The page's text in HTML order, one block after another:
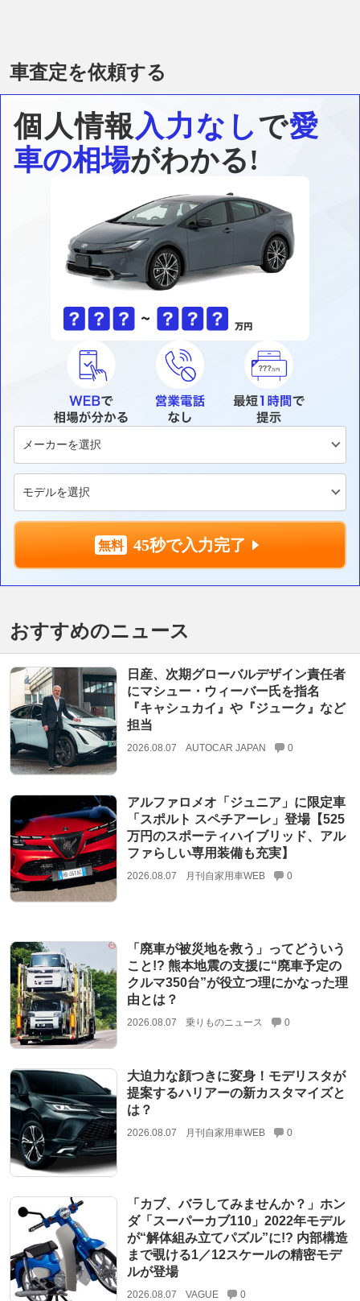
車査定を依頼する
個人情報入力なしで愛
車の相場がわかる!
45秒で入力完了
おすすめのニュース
日産、次期グローバルデザイン責任者
にマシュー・ウィーバー氏を指名
『キャシュカイ』や『ジューク』など
担当
2026.08.07 AUTOCAR JAPAN 0
アルファロメオ「ジュニア」に限定車
「スポルト スペチアーレ」登場【525
万円のスポーティハイブリッド、アル
ファらしい専用装備も充実】
2026.08.07 月刊自家用車WEB 0
「廃車が被災地を救う」ってどういう
こと!? 熊本地震の支援に“廃車予定の
クルマ350台”が役立つ理にかなった理
由とは？
2026.08.07 乗りものニュース 0
大迫力な顔つきに変身！モデリスタが
提案するハリアーの新カスタマイズと
は？
2026.08.07 月刊自家用車WEB 0
「カブ、バラしてみませんか？」ホン
ダ「スーパーカブ110」2022年モデル
が“解体組み立てパズル”に!? 内部構造
まで覗ける1／12スケールの精密モデ
ルが登場
2026.08.07 VAGUE 0